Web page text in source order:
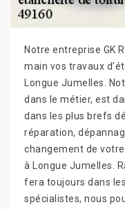
Notre entreprise GK
main vos travaux
Longue Jumelles.
dans le métier, est
dans les plus brefs
réparation,
changement de
à Longue Jumelles.
fera toujours dans
spécialistes, nous